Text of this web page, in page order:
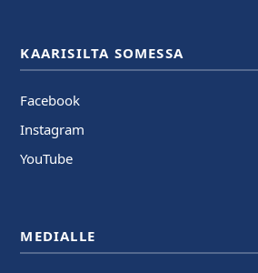
KAARISILTA SOMESSA
Facebook
Instagram
YouTube
MEDIALLE